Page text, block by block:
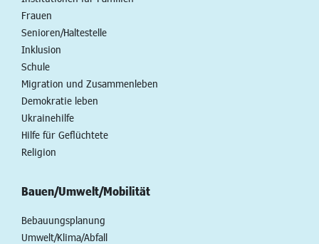
Frauen
Senioren/Haltestelle
Inklusion
Schule
Migration und Zusammenleben
Demokratie leben
Ukrainehilfe
Hilfe für Geflüchtete
Religion
Bauen/Umwelt/Mobilität
Bebauungsplanung
Umwelt/Klima/Abfall